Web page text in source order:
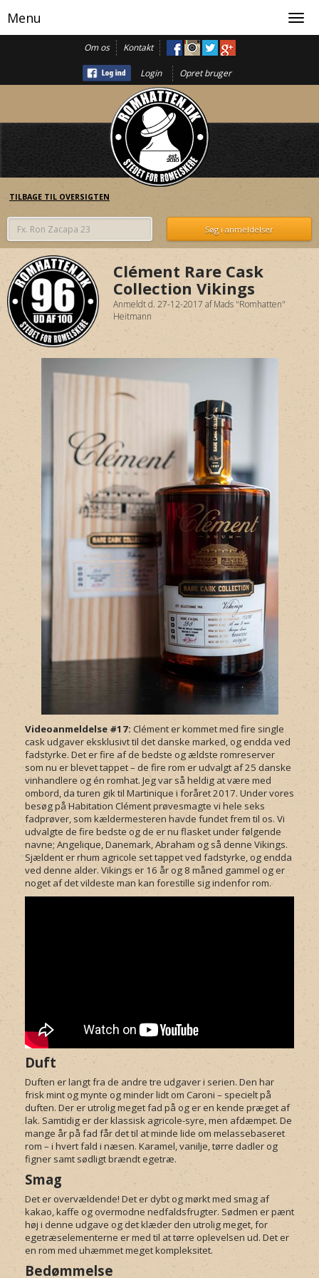
Om os Kontakt
Login Opret bruger
Menu
TILBAGE TIL OVERSIGTEN
Clément Rare Cask
Collection Vikings
Anmeldt d. 27-12-2017 afMads "Romhatten"
Heitmann
Videoanmeldelse #17: Clément er kommet med fire single
cask udgaver eksklusivt til det danske marked, og endda ved
fadstyrke. Det er fire af de bedste og ældste romreserver
som nu er blevet tappet – de fire rom er udvalgt af 25 danske
vinhandlere og én romhat. Jeg var så heldig at være med
ombord, da turen gik til Martinique i foråret 2017. Under vores
besøg på Habitation Clément prøvesmagte vi hele seks
fadprøver, som kældermesteren havde fundet frem til os. Vi
udvalgte de fire bedste og de er nu flasket under følgende
navne; Angelique, Danemark, Abraham og så denne Vikings.
Sjældent er rhum agricole set tappet ved fadstyrke, og endda
ved denne alder. Vikings er 16 år og 8 måned gammel og er
noget af det vildeste man kan forestille sig indenfor rom.
Duft
Duften er langt fra de andre tre udgaver i serien. Den har
frisk mint og mynte og minder lidt om Caroni – specielt på
duften. Der er utrolig meget fad på og er en kende præget af
lak. Samtidig er der klassisk agricole-syre, men afdæmpet. De
mange år på fad får det til at minde lide om melassebaseret
rom – i hvert fald i næsen. Karamel, vanilje, tørre dadler og
figner samt sødligt brændt egetræ.
Smag
Det er overvældende! Det er dybt og mørkt med smag af
kakao, kaffe og overmodne nedfaldsfrugter. Sødmen er pænt
høj i denne udgave og det klæder den utrolig meget, for
egetræselementerne er med til at tørre oplevelsen ud. Det er
en rom med uhæmmet meget kompleksitet.
Bedømmelse